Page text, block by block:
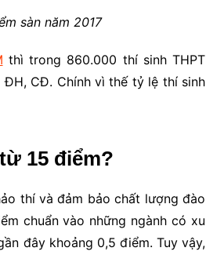
sàn năm 2017
thì trong 860.000 thí sinh THPT
CĐ. Chính vì thế tỷ lệ thí sinh
15 điểm?
thí và đảm bảo chất lượng đào
chuẩn vào những ngành có xu
đây khoảng 0,5 điểm. Tuy vậy,